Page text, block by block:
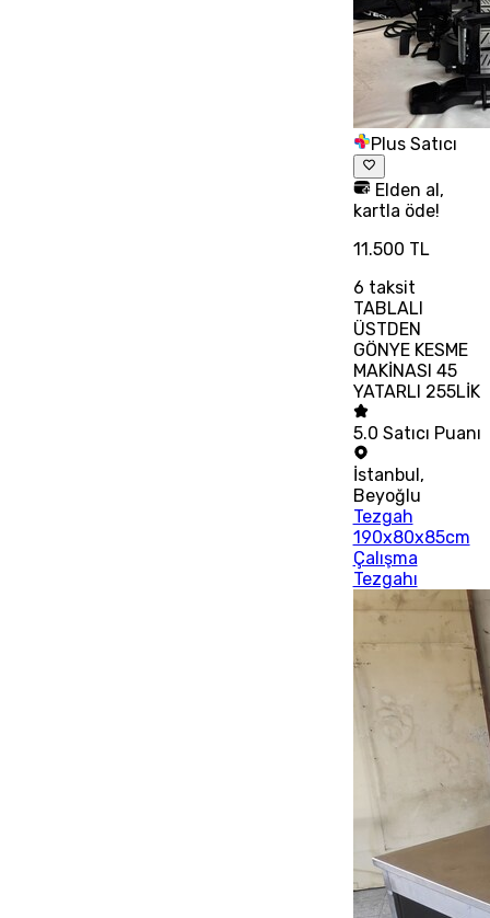
Plus Satıcı
Elden al,
kartla öde!
11.500 TL
6 taksit
TABLALI
ÜSTDEN
GÖNYE KESME
MAKİNASI 45
YATARLI 255LİK
5.0 Satıcı Puanı
İstanbul,
Beyoğlu
Tezgah
190x80x85cm
Çalışma
Tezgahı